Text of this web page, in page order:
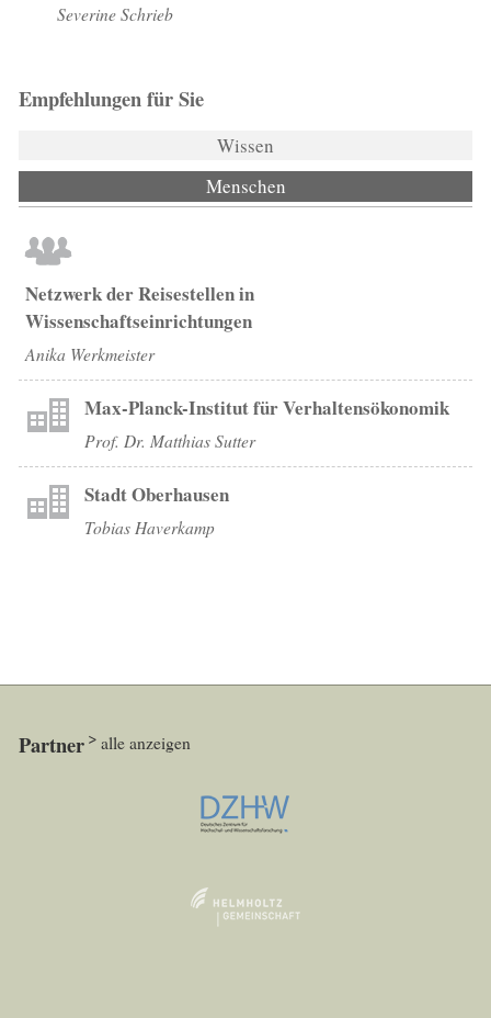
Severine Schrieb
Empfehlungen für Sie
Wissen
Menschen
Netzwerk der Reisestellen in
Wissenschaftseinrichtungen
Anika Werkmeister
Max-Planck-Institut für Verhaltensökonomik
Prof. Dr. Matthias Sutter
Stadt Oberhausen
Tobias Haverkamp
Partner alle anzeigen